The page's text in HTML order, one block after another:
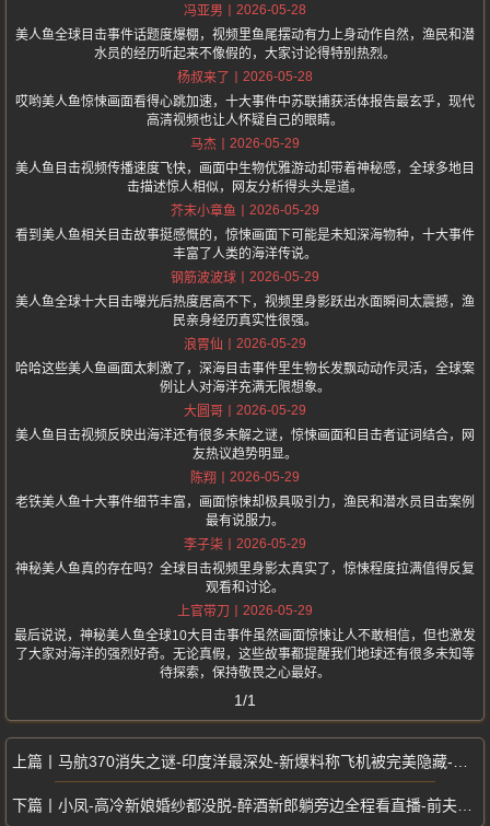
冯亚男
2026-05-28
美人鱼全球目击事件话题度爆棚，视频里鱼尾摆动有力上身动作自然，渔民和潜
水员的经历听起来不像假的，大家讨论得特别热烈。
杨叔来了
2026-05-28
哎哟美人鱼惊悚画面看得心跳加速，十大事件中苏联捕获活体报告最玄乎，现代
高清视频也让人怀疑自己的眼睛。
马杰
2026-05-29
美人鱼目击视频传播速度飞快，画面中生物优雅游动却带着神秘感，全球多地目
击描述惊人相似，网友分析得头头是道。
芥末小章鱼
2026-05-29
看到美人鱼相关目击故事挺感慨的，惊悚画面下可能是未知深海物种，十大事件
丰富了人类的海洋传说。
钢筋波波球
2026-05-29
美人鱼全球十大目击曝光后热度居高不下，视频里身影跃出水面瞬间太震撼，渔
民亲身经历真实性很强。
浪胃仙
2026-05-29
哈哈这些美人鱼画面太刺激了，深海目击事件里生物长发飘动动作灵活，全球案
例让人对海洋充满无限想象。
大圆哥
2026-05-29
美人鱼目击视频反映出海洋还有很多未解之谜，惊悚画面和目击者证词结合，网
友热议趋势明显。
陈翔
2026-05-29
老铁美人鱼十大事件细节丰富，画面惊悚却极具吸引力，渔民和潜水员目击案例
最有说服力。
李子柒
2026-05-29
神秘美人鱼真的存在吗？全球目击视频里身影太真实了，惊悚程度拉满值得反复
观看和讨论。
上官带刀
2026-05-29
最后说说，神秘美人鱼全球10大目击事件虽然画面惊悚让人不敢相信，但也激发
了大家对海洋的强烈好奇。无论真假，这些故事都提醒我们地球还有很多未知等
待探索，保持敬畏之心最好。
1/1
马航370消失之谜-印度洋最深处-新爆料称飞机被完美隐藏-残骸线索指向
小凤-高冷新娘婚纱都没脱-醉酒新郎躺旁边全程看直播-前夫沙发上猛压激战